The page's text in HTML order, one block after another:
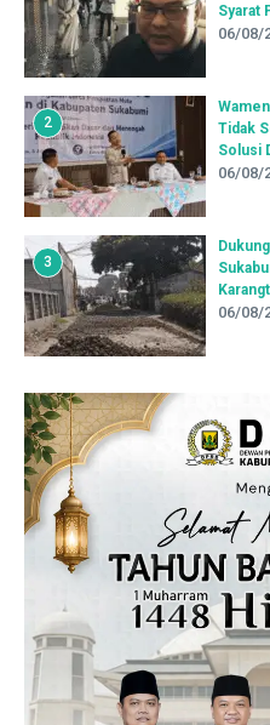
Syarat
06/08/
2
Tidak
Solusi
06/08/
3
06/08/